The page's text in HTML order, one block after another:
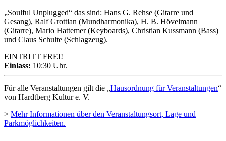
„Soulful Unplugged“ das sind: Hans G. Rehse (Gitarre und
Gesang), Ralf Grottian (Mundharmonika), H. B. Hövelmann
(Gitarre), Mario Hattemer (Keyboards), Christian Kussmann (Bass)
und Claus Schulte (Schlagzeug).
EINTRITT FREI!
Einlass: 10:30 Uhr.
Für alle Veranstaltungen gilt die „Hausordnung für Veranstaltungen“
von Hardtberg Kultur e. V.
> Mehr Informationen über den Veranstaltungsort, Lage und
Parkmöglichkeiten.